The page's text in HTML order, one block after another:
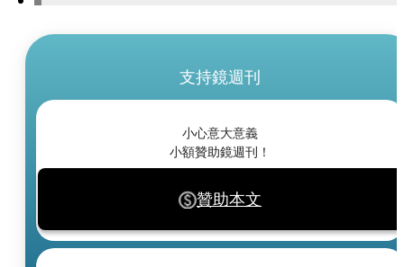
支持鏡週刊
小心意大意義
小額贊助鏡週刊！
贊助本文